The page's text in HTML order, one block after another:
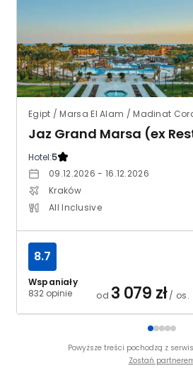
Hotel:5
09.12.2026 - 16.12.2026
Kraków
All Inclusive
Wspaniały
832 opinie
8.7
od 3 079 zł/ os.
Powyższe treści pochodzą z
Zostań